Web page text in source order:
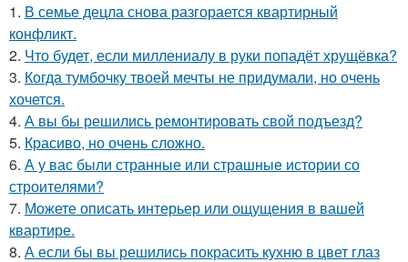
1. В семье децла снова разгорается квартирный
конфликт.
2. Что будет, если миллениалу в руки попадёт хрущёвка?
3. Когда тумбочку твоей мечты не придумали, но очень
хочется.
4. А вы бы решились ремонтировать свой подъезд?
5. Красиво, но очень сложно.
6. А у вас были странные или страшные истории со
строителями?
7. Можете описать интерьер или ощущения в вашей
квартире.
8. А если бы вы решились покрасить кухню в цвет глаз